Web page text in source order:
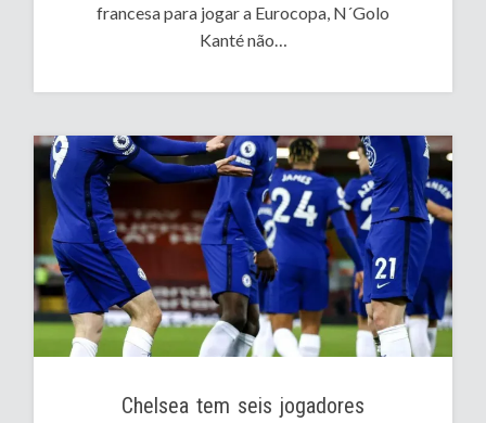
francesa para jogar a Eurocopa, N´Golo
Kanté não…
Chelsea tem seis jogadores